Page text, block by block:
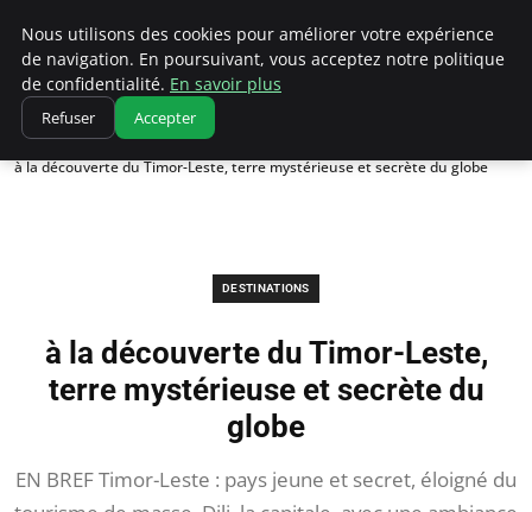
Correze Co
Accueil
Destinations
à la découverte du Timor-Leste, terre mystérieuse et secrète du globe
DESTINATIONS
à la découverte du Timor-Leste,
terre mystérieuse et secrète du
globe
EN BREF Timor-Leste : pays jeune et secret, éloigné du
Nous utilisons des cookies pour améliorer votre expérience
de navigation. En poursuivant, vous acceptez notre politique
de confidentialité. En savoir plus
Refuser Accepter